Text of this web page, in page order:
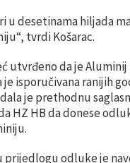
u desetinama hiljada
tvrdi Košarac.
utvrđeno da je
isporučivana ranijih
je prethodnu
HZ HB da donese
prijedlogu odluke je